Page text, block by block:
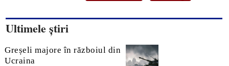
Ultimele știri
Greșeli majore în războiul din
Ucraina